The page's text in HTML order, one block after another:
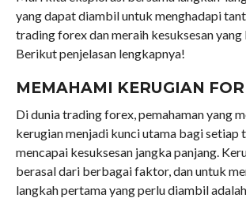
yang dapat diambil untuk menghadapi
trading forex dan meraih kesuksesan
Berikut penjelasan lengkapnya!
MEMAHAMI KERUGIAN
Di dunia trading forex, pemahaman yang
kerugian menjadi kunci utama bagi setiap
mencapai kesuksesan jangka panjang.
berasal dari berbagai faktor, dan untuk
langkah pertama yang perlu diambil